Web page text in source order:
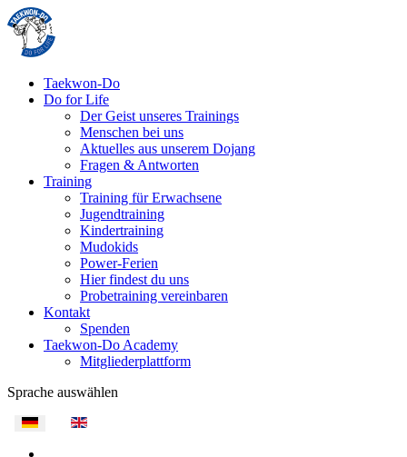
Taekwon-Do
Do for Life
Der Geist unseres Trainings
Menschen bei uns
Aktuelles aus unserem Dojang
Fragen & Antworten
Training
Training für Erwachsene
Jugendtraining
Kindertraining
Mudokids
Power-Ferien
Hier findest du uns
Probetraining vereinbaren
Kontakt
Spenden
Taekwon-Do Academy
Mitgliederplattform
Sprache auswählen